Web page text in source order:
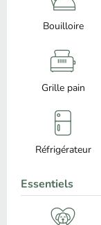
Bouilloire
Grille pain
Réfrigérateur
Essentiels